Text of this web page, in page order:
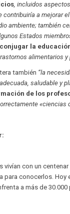
, incluidos
contribuiría a mejorar
ambiente; también
Estados
la
alimentarios
también “la
saludable y
de los
«ciencias
vivían con un
para conocerlos. Hoy
a más de